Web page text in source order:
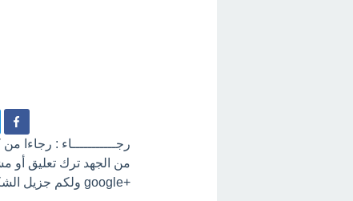
رجـــــــــــاء : رجاءا
+google ولكم جزيل الشكر